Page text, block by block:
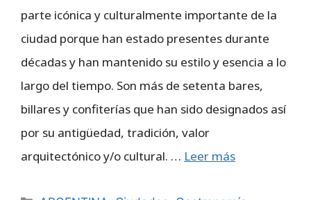
parte icónica y culturalmente importante de la
ciudad porque han estado presentes durante
décadas y han mantenido su estilo y esencia a lo
largo del tiempo. Son más de setenta bares,
billares y confiterías que han sido designados así
por su antigüedad, tradición, valor
arquitectónico y/o cultural. … Leer más